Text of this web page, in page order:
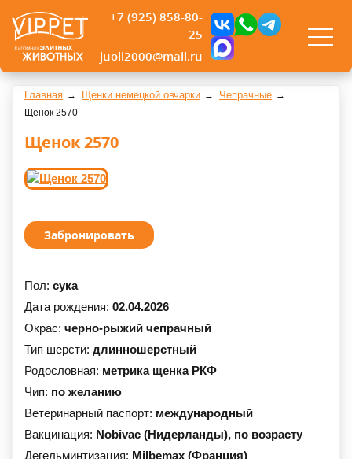
+7 (925) 858-80-
25
juoll2000@mail.ru
Главная Щенки немецкой овчарки Чепрачные
Щенок 2570
Щенок 2570
Забронировать
Пол: сука
Дата рождения: 02.04.2026
Окрас: черно-рыжий чепрачный
Тип шерсти: длинношерстный
Родословная: метрика щенка РКФ
Чип: по желанию
Ветеринарный паспорт: международный
Вакцинация: Nobivac (Нидерланды), по возрасту
Дегельминтизация: Milbemax (Франция)